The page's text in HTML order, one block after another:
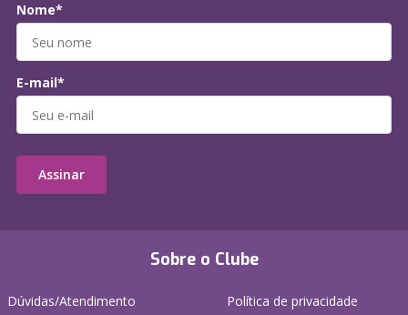
Sobre o Clube
Dúvidas/Atendimento
Política de privacidade
Nome*
E-mail*
Assinar